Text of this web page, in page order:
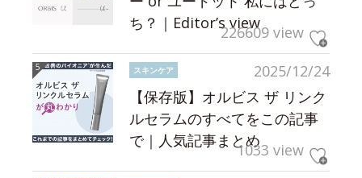
ち？｜Editor’s view226609 view
2025/12/24
スキンケア
【保存版】オルビス ザ リンク
ルセラムのすべてをこの記事
で｜人気記事まとめ1033 view